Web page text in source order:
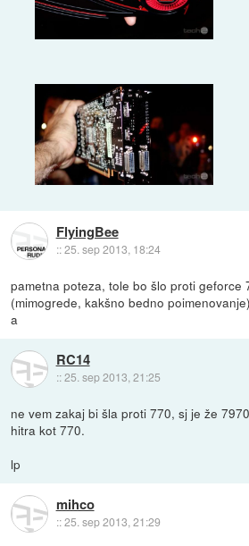
FlyingBee
::25. sep 2013, 18:24
pametna poteza, tole bo šlo proti geforce
(mimogrede, kakšno bedno
a
RC14
::25. sep 2013, 21:25
ne vem zakaj bi šla proti 770, sj je že
hitra kot 770.
lp
mihco
::25. sep 2013, 21:29